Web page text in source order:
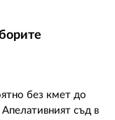
без кмет до
съд в